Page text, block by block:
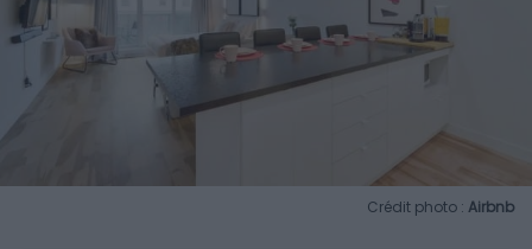
Crédit photo : Airbnb